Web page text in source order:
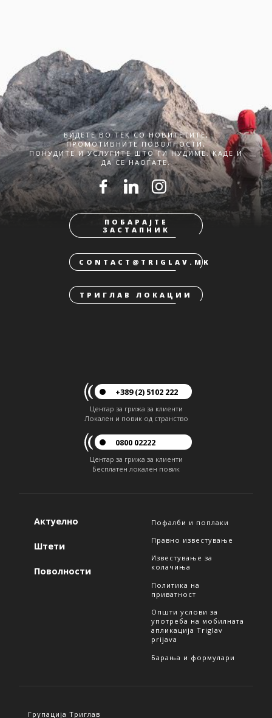
БИДЕТЕ ВО ТЕК СО НОВИТЕТИТЕ,
ПРОМОТИВНИТЕ ПОВОЛНОСТИ,
ПОНУДИТЕ И УСЛУГИТЕ ШТО ГИ НУДИМЕ. КАДЕ И
ДА СЕ НАОЃАТЕ.
ПОБАРАЈТЕ
ЗАСТАПНИК
CONTACT@TRIGLAV.MK
ТРИГЛАВ ЛОКАЦИИ
+389 (2) 5102 222
Центар за грижа за клиенти
Локален и повик од странство
0800 02222
Центар за грижа за клиенти
Бесплатен локален повик
Актуелно
Штети
Поволности
Пофалби и поплаки
Правно известување
Известување за
колачиња
Политика на
приватност
Општи услови за
употреба на мобилната
апликација Triglav
prijava
Барања и формулари
Групација Триглав